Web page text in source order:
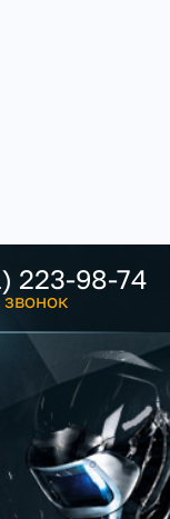
223-98-74
звонок